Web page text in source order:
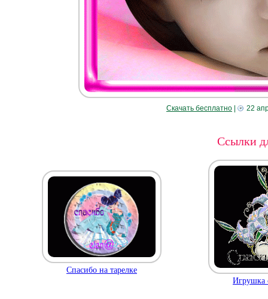
Скачать бесплатно 22
Ссылки
Спасибо на тарелке
Игрушка